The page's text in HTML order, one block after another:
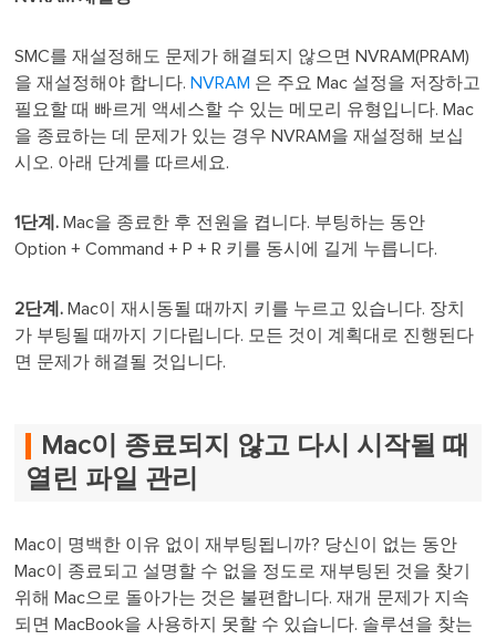
SMC를 재설정해도 문제가 해결되지 않으면 NVRAM(PRAM)
을 재설정해야 합니다. NVRAM 은 주요 Mac 설정을 저장하고
필요할 때 빠르게 액세스할 수 있는 메모리 유형입니다. Mac
을 종료하는 데 문제가 있는 경우 NVRAM을 재설정해 보십
시오. 아래 단계를 따르세요.
1단계. Mac을 종료한 후 전원을 켭니다. 부팅하는 동안
Option + Command + P + R 키를 동시에 길게 누릅니다.
2단계. Mac이 재시동될 때까지 키를 누르고 있습니다. 장치
가 부팅될 때까지 기다립니다. 모든 것이 계획대로 진행된다
면 문제가 해결될 것입니다.
Mac이 종료되지 않고 다시 시작될 때
열린 파일 관리
Mac이 명백한 이유 없이 재부팅됩니까? 당신이 없는 동안
Mac이 종료되고 설명할 수 없을 정도로 재부팅된 것을 찾기
위해 Mac으로 돌아가는 것은 불편합니다. 재개 문제가 지속
되면 MacBook을 사용하지 못할 수 있습니다. 솔루션을 찾는